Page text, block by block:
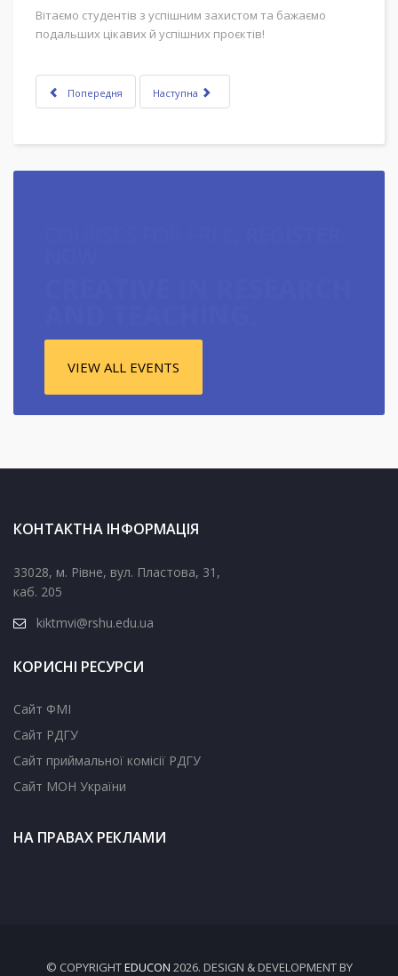
Вітаємо студентів з успішним захистом та бажаємо
подальших цікавих й успішних проєктів!
Попередня Наступна
VIEW ALL EVENTS
КОНТАКТНА ІНФОРМАЦІЯ
33028, м. Рівне, вул. Пластова, 31,
каб. 205
kiktmvi@rshu.edu.ua
КОРИСНІ РЕСУРСИ
Сайт ФМІ
Сайт РДГУ
Сайт приймальної комісії РДГУ
Сайт МОН України
НА ПРАВАХ РЕКЛАМИ
© COPYRIGHTEDUCON 2026. DESIGN & DEVELOPMENT BY